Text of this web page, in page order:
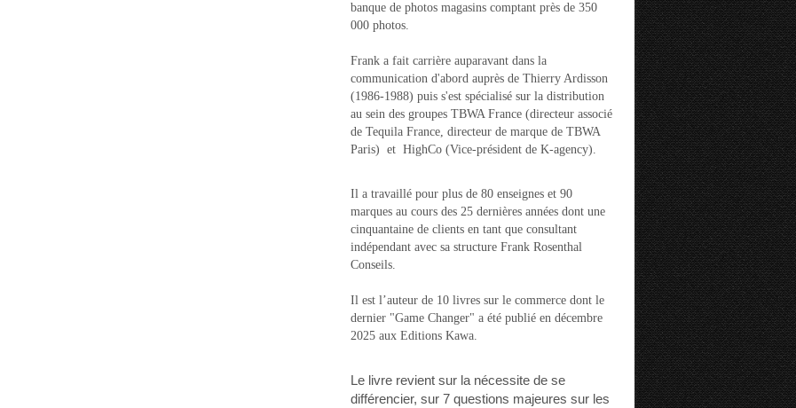
banque de photos magasins comptant près de 350
000 photos.
Frank a fait carrière auparavant dans la
communication d'abord auprès de Thierry Ardisson
(1986-1988) puis s'est spécialisé sur la distribution
au sein des groupes TBWA France (directeur associé
de Tequila France, directeur de marque de TBWA
Paris) et HighCo (Vice-président de K-agency).
Il a travaillé pour plus de 80 enseignes et 90
marques au cours des 25 dernières années dont une
cinquantaine de clients en tant que consultant
indépendant avec sa structure Frank Rosenthal
Conseils.
Il est l’auteur de 10 livres sur le commerce dont le
dernier "Game Changer" a été publié en décembre
2025 aux Editions Kawa.
Le livre revient sur la nécessite de se
différencier, sur 7 questions majeures sur les